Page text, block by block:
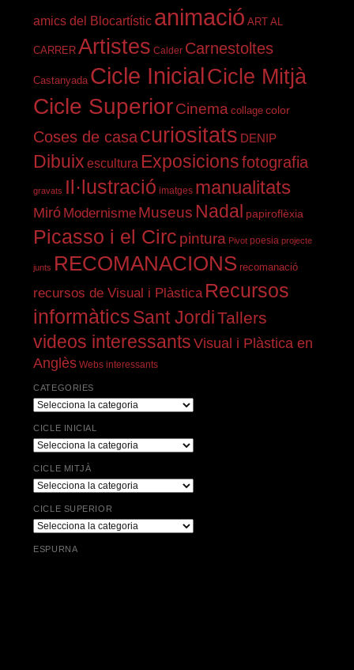
amics del Blocartístic animació ART AL
CARRER Artistes Calder Carnestoltes
Castanyada Cicle InicialCicle Mitjà
Cicle SuperiorCinema collage color
Coses de casacuriositats DENIP
Dibuix escultura Exposicionsfotografia
gravats Il·lustració imatges manualitats
Miró Modernisme Museus Nadal papiroflèxia
Picasso i el Circ pintura Pivot poesia projecte
junts RECOMANACIONS recomanació
recursos de Visual i Plàstica Recursos
informàtics Sant JordiTallers
videos interessants Visual i Plàstica en
Anglès Webs interessants
CATEGORIES
Categories
CICLE INICIAL
Cicle
CICLE MITJÀ
Cicle
CICLE SUPERIOR
Cicle
ESPURNA